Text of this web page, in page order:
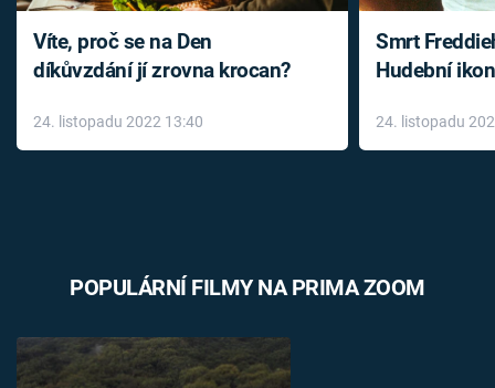
Víte, proč se na Den
díkůvzdání jí zrovna krocan?
24. listopadu 2022 13:40
Smrt
Hudební
léky
24. listopadu
POPULÁRNÍ FILMY NA PRIMA ZOOM